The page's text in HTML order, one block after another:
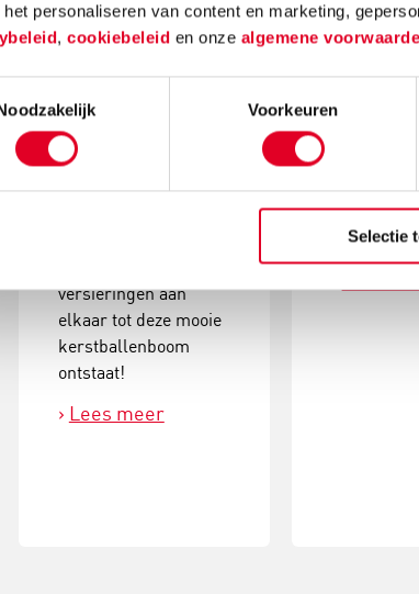
het personaliseren van content en marketing,
, cookiebeleid en onze algemene
Voorkeuren
Selectie
Knutselidee:
kerstballenboom
maken
Deze
kerstballenboom is
een echte eyecatcher!
versieringen aan
elkaar tot deze mooie
kerstballenboom
ontstaat!
Lees meer
ballen
gemak
de vorm